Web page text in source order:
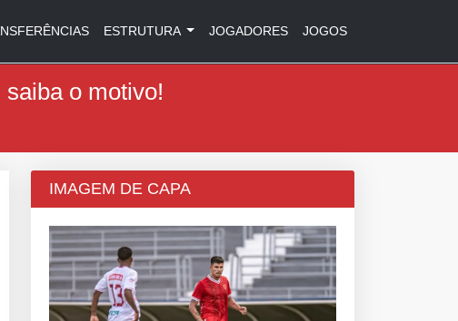
ESTRUTURA JOGADORES JOGOS
o motivo!
IMAGEM DE CAPA